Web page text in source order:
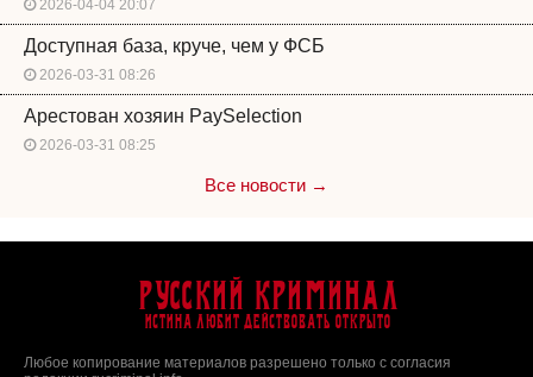
2026-04-04 20:07
Доступная база, круче, чем у ФСБ
2026-03-31 08:26
Арестован хозяин PaySelection
2026-03-31 08:25
Все новости →
Русский Криминал
Истина любит действовать открыто
Любое копирование материалов разрешено только с согласия